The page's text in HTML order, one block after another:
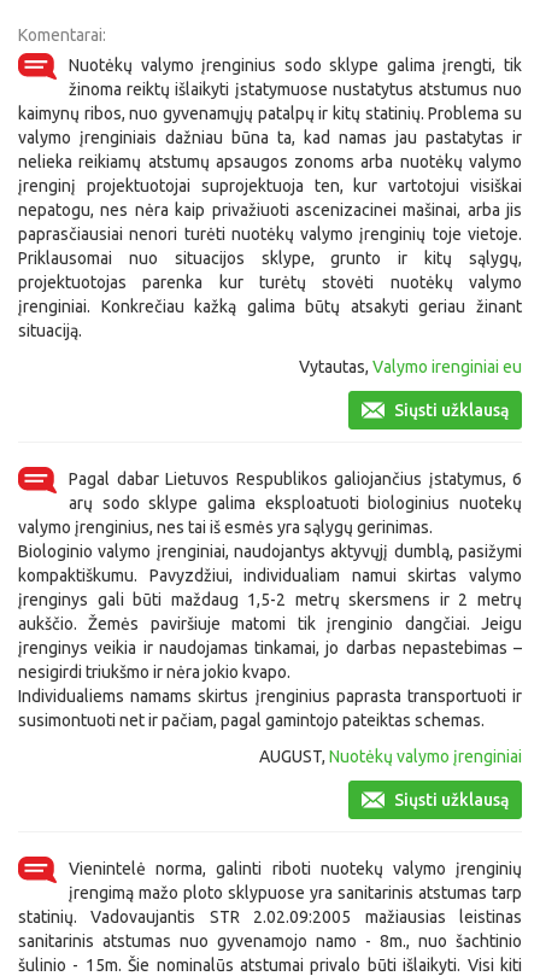
Komentarai:
Nuotėkų valymo įrenginius sodo sklype galima įrengti, tik
žinoma reiktų išlaikyti įstatymuose nustatytus atstumus nuo
kaimynų ribos, nuo gyvenamųjų patalpų ir kitų statinių. Problema su
valymo įrenginiais dažniau būna ta, kad namas jau pastatytas ir
nelieka reikiamų atstumų apsaugos zonoms arba nuotėkų valymo
įrenginį projektuotojai suprojektuoja ten, kur vartotojui visiškai
nepatogu, nes nėra kaip privažiuoti ascenizacinei mašinai, arba jis
paprasčiausiai nenori turėti nuotėkų valymo įrenginių toje vietoje.
Priklausomai nuo situacijos sklype, grunto ir kitų sąlygų,
projektuotojas parenka kur turėtų stovėti nuotėkų valymo
įrenginiai. Konkrečiau kažką galima būtų atsakyti geriau žinant
situaciją.
Vytautas, Valymo irenginiai eu
Siųsti užklausą
Pagal dabar Lietuvos Respublikos galiojančius įstatymus, 6
arų sodo sklype galima eksploatuoti biologinius nuotekų
valymo įrenginius, nes tai iš esmės yra sąlygų gerinimas.
Biologinio valymo įrenginiai, naudojantys aktyvųjį dumblą, pasižymi
kompaktiškumu. Pavyzdžiui, individualiam namui skirtas valymo
įrenginys gali būti maždaug 1,5-2 metrų skersmens ir 2 metrų
aukščio. Žemės paviršiuje matomi tik įrenginio dangčiai. Jeigu
įrenginys veikia ir naudojamas tinkamai, jo darbas nepastebimas –
nesigirdi triukšmo ir nėra jokio kvapo.
Individualiems namams skirtus įrenginius paprasta transportuoti ir
susimontuoti net ir pačiam, pagal gamintojo pateiktas schemas.
AUGUST, Nuotėkų valymo įrenginiai
Siųsti užklausą
Vienintelė norma, galinti riboti nuotekų valymo įrenginių
įrengimą mažo ploto sklypuose yra sanitarinis atstumas tarp
statinių. Vadovaujantis STR 2.02.09:2005 mažiausias leistinas
sanitarinis atstumas nuo gyvenamojo namo - 8m., nuo šachtinio
šulinio - 15m. Šie nominalūs atstumai privalo būti išlaikyti. Visi kiti